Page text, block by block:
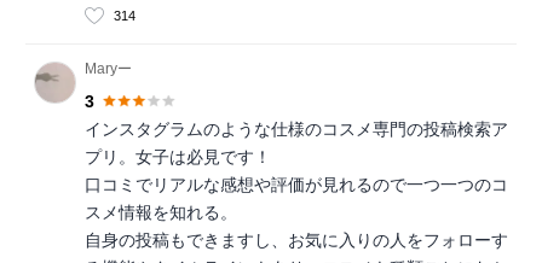
314
Maryー
3
インスタグラムのような仕様のコスメ専門の投稿検索ア
プリ。女子は必見です！
口コミでリアルな感想や評価が見れるので一つ一つのコ
スメ情報を知れる。
自身の投稿もできますし、お気に入りの人をフォローす